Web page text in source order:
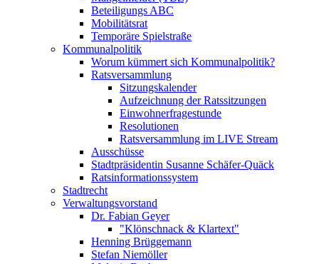
Beteiligungs ABC
Mobilitätsrat
Temporäre Spielstraße
Kommunalpolitik
Worum kümmert sich Kommunalpolitik?
Ratsversammlung
Sitzungskalender
Aufzeichnung der Ratssitzungen
Einwohnerfragestunde
Resolutionen
Ratsversammlung im LIVE Stream
Ausschüsse
Stadtpräsidentin Susanne Schäfer-Quäck
Ratsinformationssystem
Stadtrecht
Verwaltungsvorstand
Dr. Fabian Geyer
"Klönschnack & Klartext"
Henning Brüggemann
Stefan Niemöller